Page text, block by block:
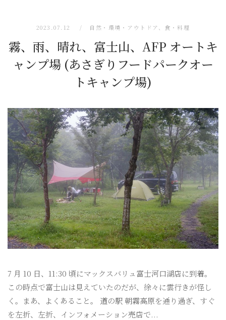
2023.07.12 自然・環境・アウトドア 、 食・料理
霧、雨、晴れ、富士山、AFP オートキ
ャンプ場 (あさぎりフードパークオー
トキャンプ場)
7 月 10 日、11:30 頃にマックスバリュ富士河口湖店に到着。
この時点で富士山は見えていたのだが、徐々に雲行きが怪し
く。まあ、よくあること。 道の駅 朝霧高原を通り過ぎ、すぐ
を左折、左折、インフォメーション売店で...